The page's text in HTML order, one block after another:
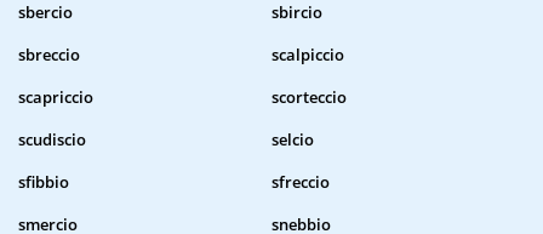
sbercio
sbircio
sbreccio
scalpiccio
scapriccio
scorteccio
scudiscio
selcio
sfibbio
sfreccio
smercio
snebbio